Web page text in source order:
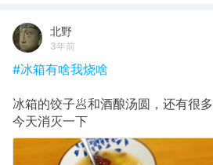
北野
3年前
#冰箱有啥我烧啥
冰箱的饺子🥟和酒酿汤圆，还有很多
今天消灭一下